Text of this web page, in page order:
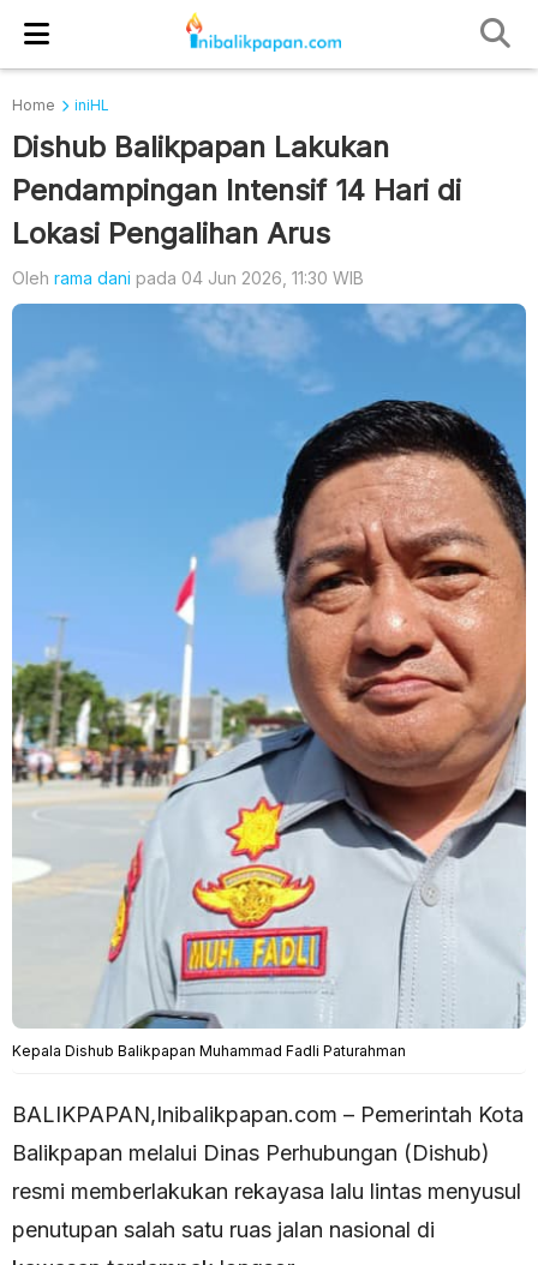
Home iniHL
Dishub Balikpapan Lakukan
Pendampingan Intensif 14 Hari di
Lokasi Pengalihan Arus
Oleh rama dani pada 04 Jun 2026, 11:30 WIB
Kepala Dishub Balikpapan Muhammad Fadli Paturahman
BALIKPAPAN,Inibalikpapan.com – Pemerintah Kota
Balikpapan melalui Dinas Perhubungan (Dishub)
resmi memberlakukan rekayasa lalu lintas menyusul
penutupan salah satu ruas jalan nasional di